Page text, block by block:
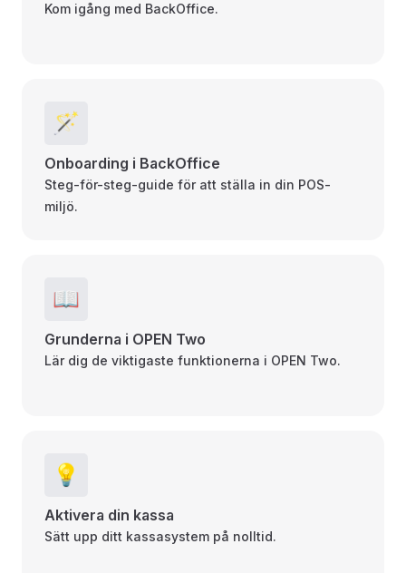
Kom igång med BackOffice.
🪄
Onboarding i BackOffice
Steg-för-steg-guide för att ställa in din POS-
miljö.
📖
Grunderna i OPEN Two
Lär dig de viktigaste funktionerna i OPEN Two.
💡
Aktivera din kassa
Sätt upp ditt kassasystem på nolltid.